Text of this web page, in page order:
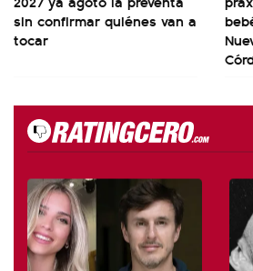
sin confirmar quiénes van a
tocar